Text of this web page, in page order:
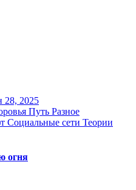
28, 2025
Путь Разное
Социальные сети Теории
огня